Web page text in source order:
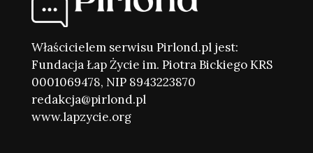
Właścicielem serwisu Pirlond.pl jest:
Fundacja Łap Życie im. Piotra Bickiego KRS
0001069478, NIP 8943223870
redakcja@pirlond.pl
www.lapzycie.org